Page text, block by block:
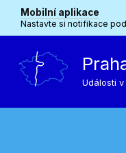
Mobilní aplikace
Nastavte si notifikace
Události